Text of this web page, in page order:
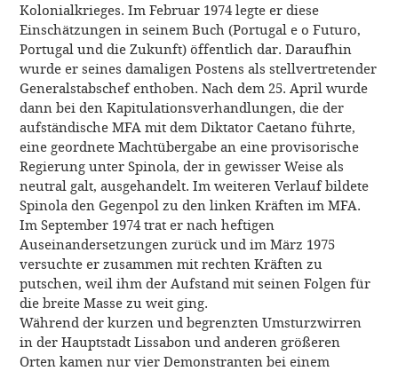
Kolonialkrieges. Im Februar 1974 legte er diese
Einschätzungen in seinem Buch (Portugal e o Futuro,
Portugal und die Zukunft) öffentlich dar. Daraufhin
wurde er seines damaligen Postens als stellvertretender
Generalstabschef enthoben. Nach dem 25. April wurde
dann bei den Kapitulationsverhandlungen, die der
aufständische MFA mit dem Diktator Caetano führte,
eine geordnete Machtübergabe an eine provisorische
Regierung unter Spinola, der in gewisser Weise als
neutral galt, ausgehandelt. Im weiteren Verlauf bildete
Spinola den Gegenpol zu den linken Kräften im MFA.
Im September 1974 trat er nach heftigen
Auseinandersetzungen zurück und im März 1975
versuchte er zusammen mit rechten Kräften zu
putschen, weil ihm der Aufstand mit seinen Folgen für
die breite Masse zu weit ging.
Während der kurzen und begrenzten Umsturzwirren
in der Hauptstadt Lissabon und anderen größeren
Orten kamen nur vier Demonstranten bei einem